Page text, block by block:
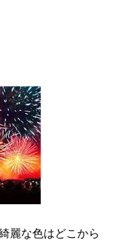
麗な色はどこから